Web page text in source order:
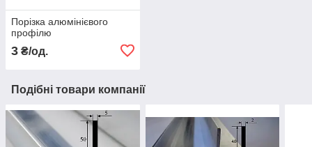
Порізка алюмінієвого
профілю
3 ₴/од.
Подібні товари компанії